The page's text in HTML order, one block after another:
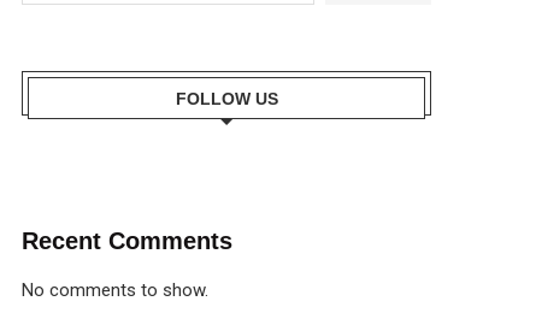
FOLLOW US
Recent Comments
No comments to show.